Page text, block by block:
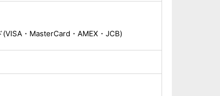
(VISA・MasterCard・AMEX・JCB)